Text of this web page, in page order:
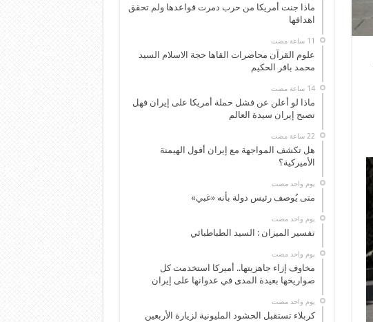
ماذا جنت أمريكا من حرب دمرت قواعدها ولم تحقق
اهدافها
علوم القرآن محاضرات القاها حجة الاسلام السيد
محمد باقر الحكيم
‏14 ساعة مضت
ماذا لو أعلن عن فشل حملة أمريكا على إيران فهل
تصبح إيران سيدة العالم
هل تكشف المواجهة مع إيران أفول الهيمنة
الأميركية؟
‏يوم واحد مضت
متى يُوصف رئيس دولة بأنه «غبي»
‏يوم واحد مضت
تفسير الميزان : السيد الطباطبائي
‏يوم واحد مضت
مخاوف إزاء جاهزيتها.. أميركا استخدمت كل
صواريخها بعيدة المدى في عدوانها على إيران
‏يوم واحد مضت
كربلاء تستقبل الحشود المليونية لزيارة الأربعين